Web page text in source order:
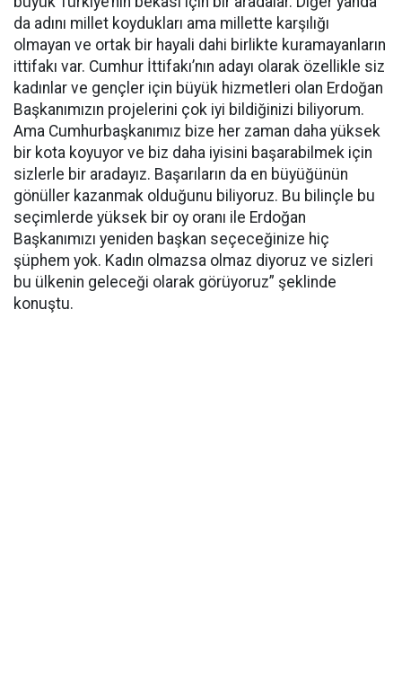
da adını millet koydukları ama millette karşılığı
olmayan ve ortak bir hayali dahi birlikte kuramayanların
ittifakı var. Cumhur İttifakı’nın adayı olarak özellikle siz
kadınlar ve gençler için büyük hizmetleri olan Erdoğan
Başkanımızın projelerini çok iyi bildiğinizi biliyorum.
Ama Cumhurbaşkanımız bize her zaman daha yüksek
bir kota koyuyor ve biz daha iyisini başarabilmek için
sizlerle bir aradayız. Başarıların da en büyüğünün
gönüller kazanmak olduğunu biliyoruz. Bu bilinçle bu
seçimlerde yüksek bir oy oranı ile Erdoğan
Başkanımızı yeniden başkan seçeceğinize hiç
şüphem yok. Kadın olmazsa olmaz diyoruz ve sizleri
bu ülkenin geleceği olarak görüyoruz” şeklinde
konuştu.